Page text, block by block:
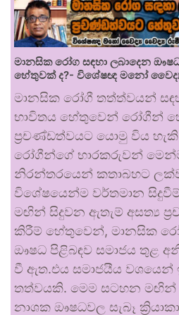
මානසික රෝග සඳහා ලබාදෙන
හේතුවක් ද?- විශේෂඥ මනෝ
මානසික රෝගී තත්ත්වයන්
භාවිතය හේතුවෙන් රෝගීන්
ප්‍රචණ්ඩත්වයට යොමු විය
රෝගීන්ගේ භාරකරුවන්
නිරන්තරයෙන් කතාබහට
විශේෂයෙන්ම වර්තමාන
මඟින් සිදුවන ඇතැම් අසත්‍ය
කිරීම් හේතුවෙන්, මානසික
ඖෂධ පිළිබඳව සමාජය තුළ
වී ඇත.එය සමාජයීය වශයෙන්
තත්වයකි. මෙම සටහන මඟින්
නාශක ඖෂධවල සැබෑ